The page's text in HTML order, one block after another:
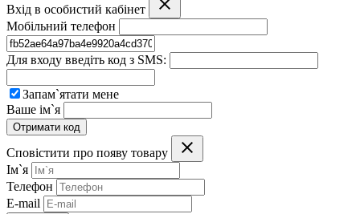
Вхід в особистий кабінет
Мобільний телефон
Для входу введіть код з SMS:
Запам`ятати мене
Ваше ім`я
Отримати код
Сповістити про появу товару
Ім`я
Телефон
E-mail